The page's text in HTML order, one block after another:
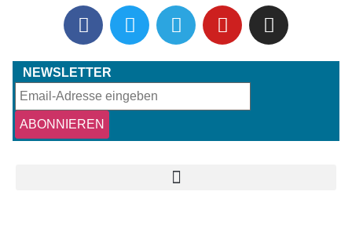
NEWSLETTER